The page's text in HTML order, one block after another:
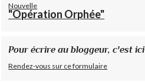
Nouvelle
"Opération Orphée"
Pour écrire au bloggeur, c'est ici
Rendez-vous sur ce formulaire